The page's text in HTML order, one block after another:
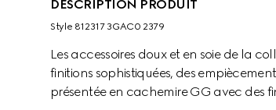
DESCRIPTION PRODUIT
Style ‎812317 3GAC0 2379
Les accessoires doux et en soie de la
finitions sophistiquées, des
présentée en cachemire GG avec des